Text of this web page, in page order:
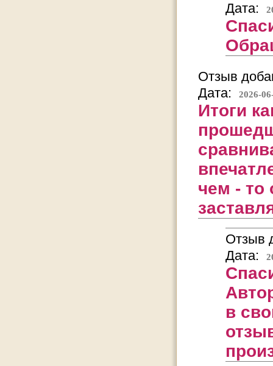
Дата:
Отзыв
Дата:
2026-
Итоги
чем - то
Отзыв
Дата:
в